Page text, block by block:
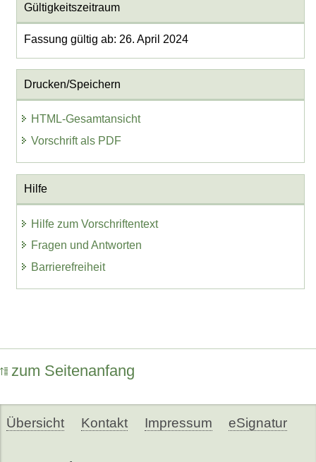
Gültigkeitszeitraum
Fassung gültig ab: 26. April 2024
Drucken/Speichern
HTML-Gesamtansicht
Vorschrift als PDF
Hilfe
Hilfe zum Vorschriftentext
Fragen und Antworten
Barrierefreiheit
zum Seitenanfang
Übersicht Kontakt Impressum eSignatur